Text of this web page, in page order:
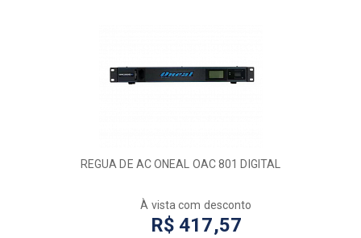
REGUA DE AC ONEAL OAC 801 DIGITAL
À vista com desconto
R$ 417,57